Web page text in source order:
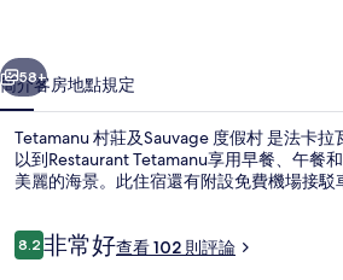
村
的
相
片
集
個 下一個
58+
簡介客房地點規定
Tetamanu 村莊及Sauvage 度假村 是法卡
以到Restaurant Tetamanu享用早餐、午餐
美麗的海景。此住宿還有附設免費機場接駁
評
論
8.28.2 分，滿分 10 分，
非常好查看 102 則評論